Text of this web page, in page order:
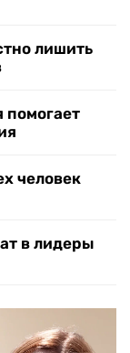
лишить
помогает
человек
в лидеры